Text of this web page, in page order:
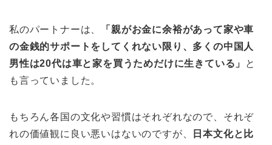
私のパートナーは、
「親がお金に余裕があって家や車
の金銭的サポートをしてくれない限り、多くの中国人
男性は20代は車と家を買うためだけに生きている」
と
も言っていました。
もちろん各国の文化や習慣はそれぞれなので、それぞ
れの価値観に良い悪いはないのですが、
日本文化と比